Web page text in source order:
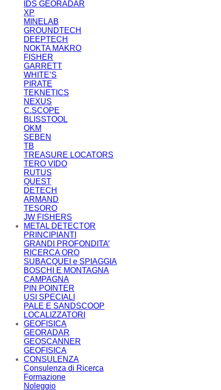
IDS GEORADAR
XP
MINELAB
GROUNDTECH
DEEPTECH
NOKTA MAKRO
FISHER
GARRETT
WHITE’S
PIRATE
TEKNETICS
NEXUS
C.SCOPE
BLISSTOOL
OKM
SEBEN
TB
TREASURE LOCATORS
TERO VIDO
RUTUS
QUEST
DETECH
ARMAND
TESORO
JW FISHERS
METAL DETECTOR
PRINCIPIANTI
GRANDI PROFONDITA’
RICERCA ORO
SUBACQUEI e SPIAGGIA
BOSCHI E MONTAGNA
CAMPAGNA
PIN POINTER
USI SPECIALI
PALE E SANDSCOOP
LOCALIZZATORI
GEOFISICA
GEORADAR
GEOSCANNER
GEOFISICA
CONSULENZA
Consulenza di Ricerca
Formazione
Noleggio